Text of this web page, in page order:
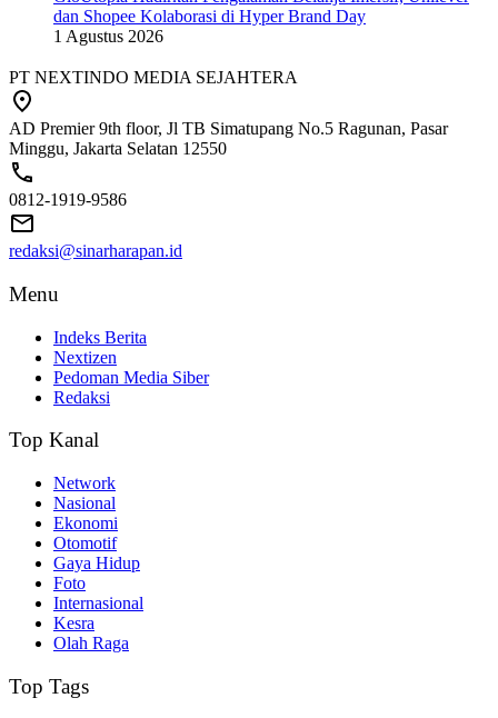
dan Shopee Kolaborasi di Hyper Brand Day
1 Agustus 2026
PT NEXTINDO MEDIA SEJAHTERA
AD Premier 9th floor, Jl TB Simatupang No.5 Ragunan, Pasar
Minggu, Jakarta Selatan 12550
0812-1919-9586
redaksi@sinarharapan.id
Menu
Indeks Berita
Nextizen
Pedoman Media Siber
Redaksi
Top Kanal
Network
Nasional
Ekonomi
Otomotif
Gaya Hidup
Foto
Internasional
Kesra
Olah Raga
Top Tags